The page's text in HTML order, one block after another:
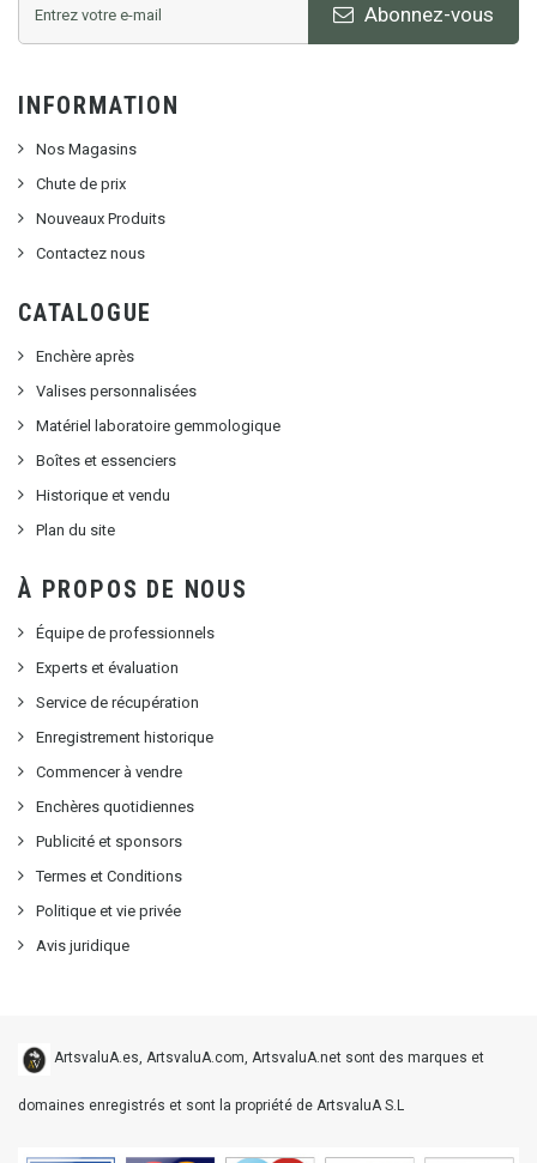
Abonnez-vous
INFORMATION
Nos Magasins
Chute de prix
Nouveaux Produits
Contactez nous
CATALOGUE
Enchère après
Valises personnalisées
Matériel laboratoire gemmologique
Boîtes et essenciers
Historique et vendu
Plan du site
À PROPOS DE NOUS
Équipe de professionnels
Experts et évaluation
Service de récupération
Enregistrement historique
Commencer à vendre
Enchères quotidiennes
Publicité et sponsors
Termes et Conditions
Politique et vie privée
Avis juridique
ArtsvaluA.es, ArtsvaluA.com, ArtsvaluA.net sont des marques et
domaines enregistrés et sont la propriété de ArtsvaluA S.L